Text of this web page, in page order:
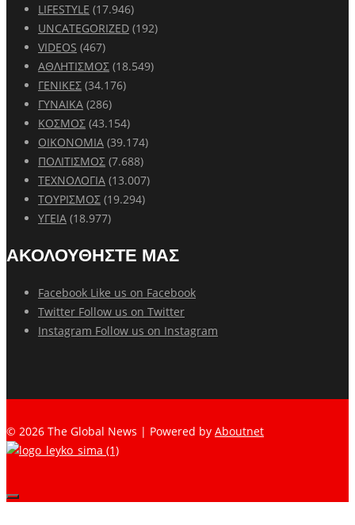
LIFESTYLE (17.946)
UNCATEGORIZED (192)
VIDEOS (467)
ΑΘΛΗΤΙΣΜΟΣ (18.549)
ΓΕΝΙΚΕΣ (34.176)
ΓΥΝΑΙΚΑ (286)
ΚΟΣΜΟΣ (43.154)
ΟΙΚΟΝΟΜΙΑ (39.174)
ΠΟΛΙΤΙΣΜΟΣ (7.688)
ΤΕΧΝΟΛΟΓΙΑ (13.007)
ΤΟΥΡΙΣΜΟΣ (19.294)
ΥΓΕΙΑ (18.977)
ΑΚΟΛΟΥΘΗΣΤΕ ΜΑΣ
Facebook Like us on Facebook
Twitter Follow us on Twitter
Instagram Follow us on Instagram
© 2026 The Global News | Powered by Aboutnet